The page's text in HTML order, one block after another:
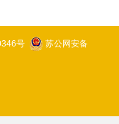
号
苏公网安备